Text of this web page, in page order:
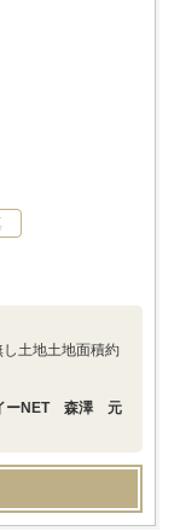
土地土地面積約
ーNET 森澤 元